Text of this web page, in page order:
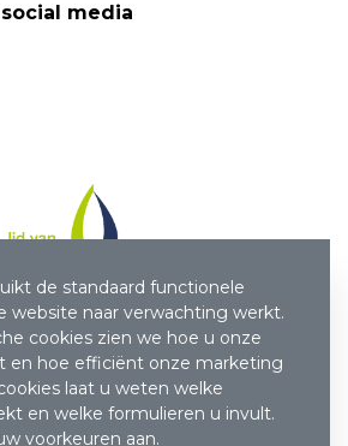
media
de standaard functionele
website naar verwachting werkt.
cookies zien we hoe u onze
en hoe efficiënt onze marketing
laat u weten welke
en welke formulieren u invult.
voorkeuren aan.